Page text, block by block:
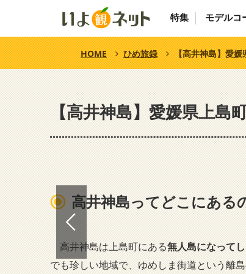
特集 モデルコ
HOME ひめ旅録 【高井神島】愛媛
【高井神島】愛媛県上
高井神島ってどこにある
高井神島は上島町にある無人島になって
でも珍しい地域で、ゆめしま街道という離